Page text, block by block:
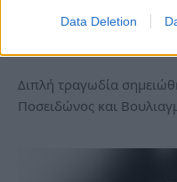
Data Deletion
τους πνοή στην
Τε, 8 Νοέ 2023 09:01
Διπλή τραγωδία
Ποσειδώνος και